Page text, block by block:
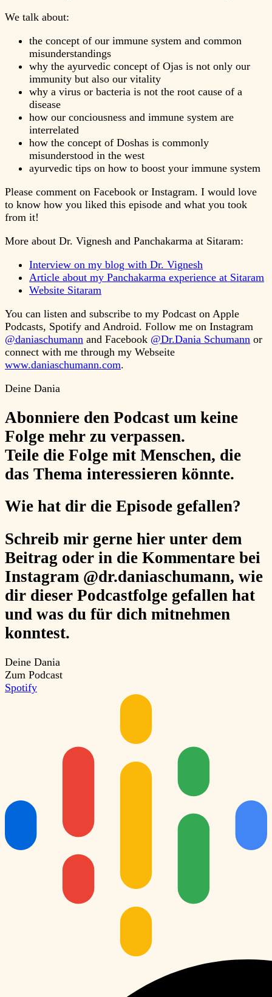
We talk about:
the concept of our immune system and common
misunderstandings
why the ayurvedic concept of Ojas is not only our
immunity but also our vitality
why a virus or bacteria is not the root cause of a
disease
how our conciousness and immune system are
interrelated
how the concept of Doshas is commonly
misunderstood in the west
ayurvedic tips on how to boost your immune system
Please comment on Facebook or Instagram. I would love
to know how you liked this episode and what you took
from it!
More about Dr. Vignesh and Panchakarma at Sitaram:
Interview on my blog with Dr. Vignesh
Article about my Panchakarma experience at Sitaram
Website Sitaram
You can listen and subscribe to my Podcast on Apple
Podcasts, Spotify and Android. Follow me on Instagram
@daniaschumann and Facebook @Dr.Dania Schumann or
connect with me through my Webseite
www.daniaschumann.com.
Deine Dania
Abonniere den Podcast um keine
Folge mehr zu verpassen.
Teile die Folge mit Menschen, die
das Thema interessieren könnte.
Wie hat dir die Episode gefallen?
Schreib mir gerne hier unter dem
Beitrag oder in die Kommentare bei
Instagram @dr.daniaschumann, wie
dir dieser Podcastfolge gefallen hat
und was du für dich mitnehmen
konntest.
Deine Dania
Zum Podcast
Spotify